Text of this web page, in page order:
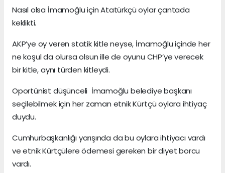
Nasıl olsa İmamoğlu için Atatürkçü oylar çantada
keklikti.
AKP’ye oy veren statik kitle neyse, İmamoğlu içinde her
ne koşul da olursa olsun ille de oyunu CHP’ye verecek
bir kitle, aynı türden kitleydi.
Oportünist düşünceli İmamoğlu belediye başkanı
seçilebilmek için her zaman etnik Kürtçü oylara ihtiyaç
duydu.
Cumhurbaşkanlığı yarışında da bu oylara ihtiyacı vardı
ve etnik Kürtçülere ödemesi gereken bir diyet borcu
vardı.